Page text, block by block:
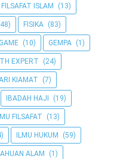
FILSAFAT ISLAM (13)
FISIKA (83)
GAME (10) GEMPA (1)
EXPERT (24)
KIAMAT (7)
IBADAH HAJI (19)
FILSAFAT (13)
ILMU HUKUM (59)
ALAM (1)